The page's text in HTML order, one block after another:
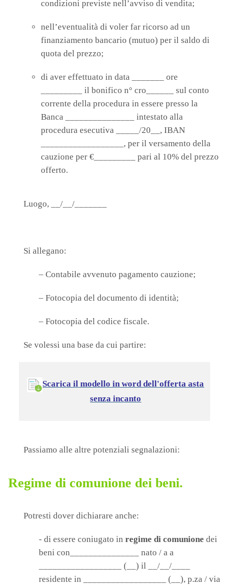
condizioni previste nell’avviso di vendita;
nell’eventualità di voler far ricorso ad un
finanziamento bancario (mutuo) per il saldo di
quota del prezzo;
di aver effettuato in data _______ ore
_________ il bonifico n° cro______ sul conto
corrente della procedura in essere presso la
Banca _______________ intestato alla
procedura esecutiva _____/20__, IBAN
__________________, per il versamento della
cauzione per €_________ pari al 10% del prezzo
offerto.
Luogo, __/__/_______
Si allegano:
– Contabile avvenuto pagamento cauzione;
– Fotocopia del documento di identità;
– Fotocopia del codice fiscale.
Se volessi una base da cui partire:
Scarica il modello in word dell'offerta asta
senza incanto
Passiamo alle altre potenziali segnalazioni:
Regime di comunione dei beni.
Potresti dover dichiarare anche:
- di essere coniugato in regime di comunione dei
beni con_______________ nato / a a
__________________ (__) il __/__/____
residente in __________________ (__), p.za / via